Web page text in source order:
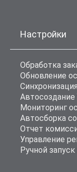
Настройки
Обработка
Обновление
Автосоздание
Мониторинг
Автосборка
Отчет
Управление
Ручной